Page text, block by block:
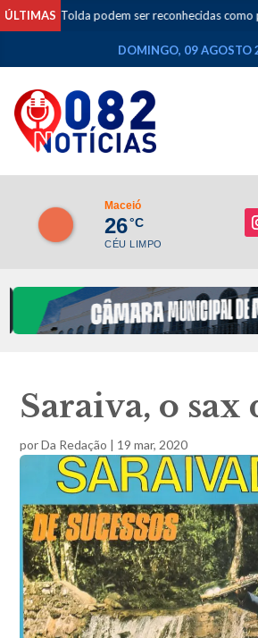
ÚLTIMAS
podem ser reconhecidas como patrimônio
DOMINGO, 09 AGOSTO
Maceió
26°C
CÉU LIMPO
Saraiva, o sax
porDa Redação | 19 mar, 2020